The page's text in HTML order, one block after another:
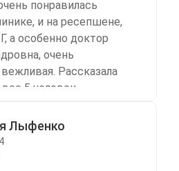
понравилась
и на ресепшене,
а особенно доктор
очень
Рассказала
5 человек
обратиться
Была удивлена
отношением
Лыфенко